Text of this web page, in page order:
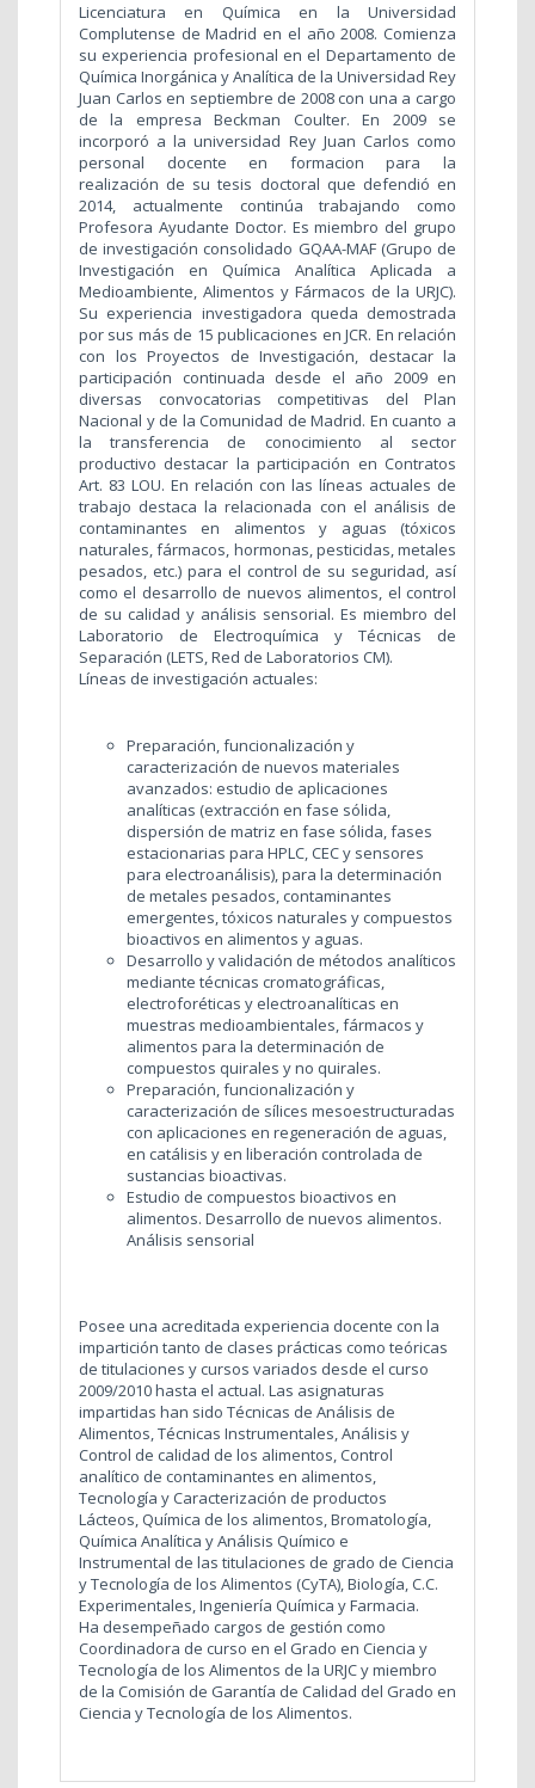
Licenciatura en Química en la Universidad
Complutense de Madrid en el año 2008. Comienza
su experiencia profesional en el Departamento de
Química Inorgánica y Analítica de la Universidad Rey
Juan Carlos en septiembre de 2008 con una a cargo
de la empresa Beckman Coulter. En 2009 se
incorporó a la universidad Rey Juan Carlos como
personal docente en formacion para la
realización de su tesis doctoral que defendió en
2014, actualmente continúa trabajando como
Profesora Ayudante Doctor. Es miembro del grupo
de investigación consolidado GQAA-MAF (Grupo de
Investigación en Química Analítica Aplicada a
Medioambiente, Alimentos y Fármacos de la URJC).
Su experiencia investigadora queda demostrada
por sus más de 15 publicaciones en JCR. En relación
con los Proyectos de Investigación, destacar la
participación continuada desde el año 2009 en
diversas convocatorias competitivas del Plan
Nacional y de la Comunidad de Madrid. En cuanto a
la transferencia de conocimiento al sector
productivo destacar la participación en Contratos
Art. 83 LOU. En relación con las líneas actuales de
trabajo destaca la relacionada con el análisis de
contaminantes en alimentos y aguas (tóxicos
naturales, fármacos, hormonas, pesticidas, metales
pesados, etc.) para el control de su seguridad, así
como el desarrollo de nuevos alimentos, el control
de su calidad y análisis sensorial. Es miembro del
Laboratorio de Electroquímica y Técnicas de
Separación (LETS, Red de Laboratorios CM).
Líneas de investigación actuales:
Preparación, funcionalización y
caracterización de nuevos materiales
avanzados: estudio de aplicaciones
analíticas (extracción en fase sólida,
dispersión de matriz en fase sólida, fases
estacionarias para HPLC, CEC y sensores
para electroanálisis), para la determinación
de metales pesados, contaminantes
emergentes, tóxicos naturales y compuestos
bioactivos en alimentos y aguas.
Desarrollo y validación de métodos analíticos
mediante técnicas cromatográficas,
electroforéticas y electroanalíticas en
muestras medioambientales, fármacos y
alimentos para la determinación de
compuestos quirales y no quirales.
Preparación, funcionalización y
caracterización de sílices mesoestructuradas
con aplicaciones en regeneración de aguas,
en catálisis y en liberación controlada de
sustancias bioactivas.
Estudio de compuestos bioactivos en
alimentos. Desarrollo de nuevos alimentos.
Análisis sensorial
Posee una acreditada experiencia docente con la
impartición tanto de clases prácticas como teóricas
de titulaciones y cursos variados desde el curso
2009/2010 hasta el actual. Las asignaturas
impartidas han sido Técnicas de Análisis de
Alimentos, Técnicas Instrumentales, Análisis y
Control de calidad de los alimentos, Control
analítico de contaminantes en alimentos,
Tecnología y Caracterización de productos
Lácteos, Química de los alimentos, Bromatología,
Química Analítica y Análisis Químico e
Instrumental de las titulaciones de grado de Ciencia
y Tecnología de los Alimentos (CyTA), Biología, C.C.
Experimentales, Ingeniería Química y Farmacia.
Ha desempeñado cargos de gestión como
Coordinadora de curso en el Grado en Ciencia y
Tecnología de los Alimentos de la URJC y miembro
de la Comisión de Garantía de Calidad del Grado en
Ciencia y Tecnología de los Alimentos.